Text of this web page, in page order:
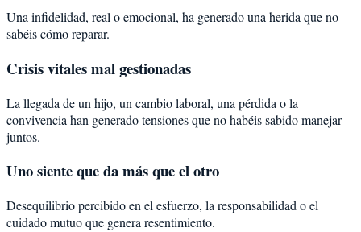
Una infidelidad, real o emocional, ha generado una herida que no
sabéis cómo reparar.
Crisis vitales mal gestionadas
La llegada de un hijo, un cambio laboral, una pérdida o la
convivencia han generado tensiones que no habéis sabido manejar
juntos.
Uno siente que da más que el otro
Desequilibrio percibido en el esfuerzo, la responsabilidad o el
cuidado mutuo que genera resentimiento.